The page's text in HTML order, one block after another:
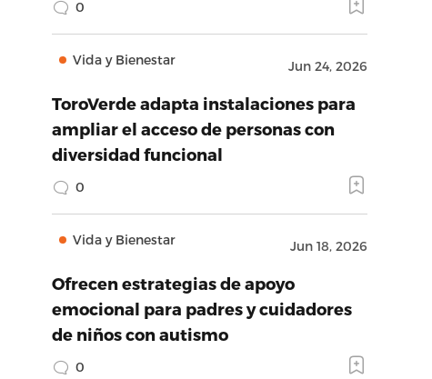
0
Vida y Bienestar Jun 24, 2026
ToroVerde adapta instalaciones para
ampliar el acceso de personas con
diversidad funcional
0
Vida y Bienestar Jun 18, 2026
Ofrecen estrategias de apoyo
emocional para padres y cuidadores
de niños con autismo
0